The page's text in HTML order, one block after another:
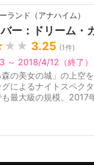
ランド（アナハイム）
ー：ドリーム・
★★ 3.25 (1件)
～ 2018/4/12（終了）
森の美女の城」の上空
グによるナイトスペク
も最大級の規模。2017